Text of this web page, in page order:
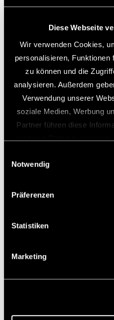
Diese Webseite
Wir verwenden Cookies,
personalisieren, Funktionen
zu können und die
analysieren. Außerdem
Verwendung unserer
soziale Medien, Werbung
Partner führen diese
Notwendig
Präferenzen
Statistiken
Marketing
Das ist
auf der Insel.
Auf seinem
aus
Tiranos
Die
Beide legen
Das ist Zou-
kun
eines Tages
Um selbst